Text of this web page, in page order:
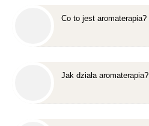
Co to jest aromaterapia?
Jak działa aromaterapia?